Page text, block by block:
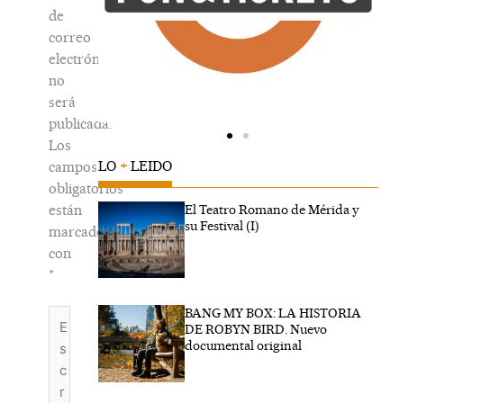
de
correo
electrónico
no
será
publicada.
Los
campos
obligatorios
están
marcados
con
*
aquí...
LO +LEIDO
El Teatro Romano de Mérida y
su Festival (I)
BANG MY BOX: LA HISTORIA
DE ROBYN BIRD. Nuevo
documental original